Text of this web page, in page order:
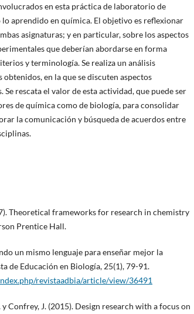
en esta práctica de laboratorio de
aprendido en química. El objetivo es reflexionar
asignaturas; y en particular, sobre los aspectos
que deberían abordarse en forma
y terminología. Se realiza un análisis
en la que se discuten aspectos
Se rescata el valor de esta actividad, que puede ser
de química como de biología, para consolidar
la comunicación y búsqueda de acuerdos entre
Theoretical frameworks for research in chemistry
Prentice Hall.
un mismo lenguaje para enseñar mejor la
de Educación en Biología, 25(1), 79-91.
revistaadbia/article/view/36491
y Confrey, J. (2015). Design research with a focus on